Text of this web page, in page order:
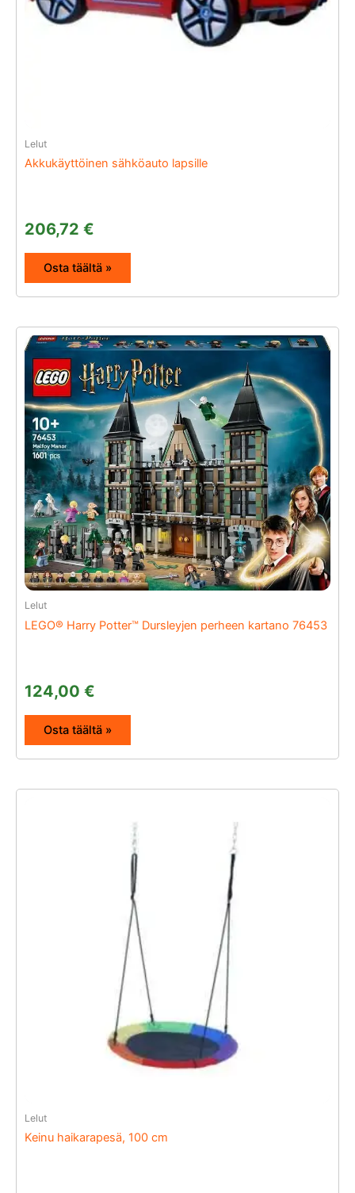
Lelut
Akkukäyttöinen sähköauto lapsille
206,72 €
Osta täältä »
Lelut
LEGO® Harry Potter™ Dursleyjen perheen kartano 76453
124,00 €
Osta täältä »
Lelut
Keinu haikarapesä, 100 cm